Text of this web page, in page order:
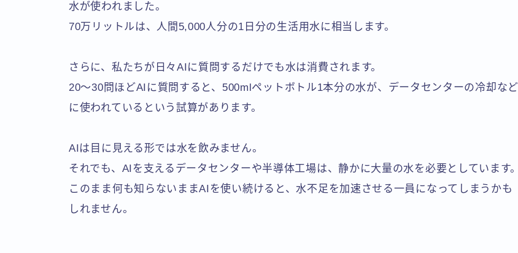
水が使われました。
70万リットルは、人間5,000人分の1日分の生活用水に相当します。
さらに、私たちが日々AIに質問するだけでも水は消費されます。
20〜30問ほどAIに質問すると、500mlペットボトル1本分の水が、データセンターの冷却など
に使われているという試算があります。
AIは目に見える形では水を飲みません。
それでも、AIを支えるデータセンターや半導体工場は、静かに大量の水を必要としています。
このまま何も知らないままAIを使い続けると、水不足を加速させる一員になってしまうかも
しれません。